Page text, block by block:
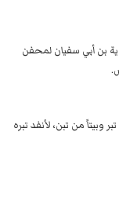
بن أبي ‌سفيان لمحفن
وبيتاً ‌من تبن، لأنفد تبره